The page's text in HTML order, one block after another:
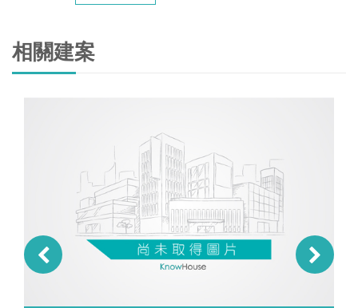
相關建案